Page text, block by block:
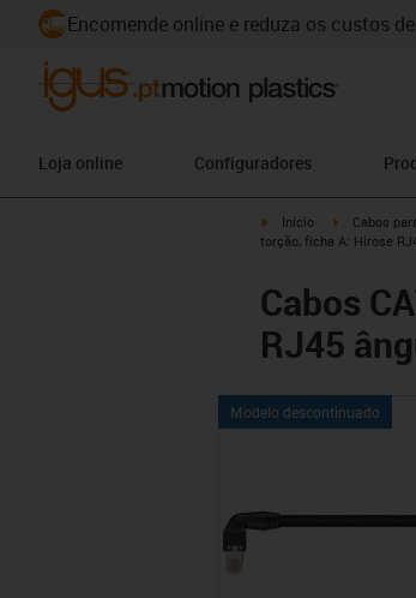
Encomende online e reduza os custos
Loja online Configuradores
igus-icon-arrow-right
Início igus-icon-
Cabos
torção, ficha A: Hirose
Cabos
RJ45
Modelo descontinuado